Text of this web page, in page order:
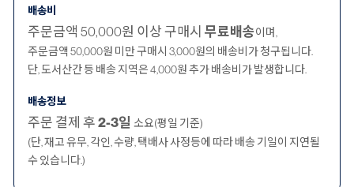
배송비
주문금액 50,000원 이상 구매시 무료배송이며,
주문금액 50,000원 미만 구매시 3,000원의 배송비가 청구됩니다.
단, 도서산간 등 배송 지역은 4,000원 추가 배송비가 발생합니다.
배송정보
주문 결제 후 2-3일 소요(평일 기준)
(단, 재고 유무, 각인, 수량, 택배사 사정등에 따라 배송 기일이 지연될
수 있습니다.)